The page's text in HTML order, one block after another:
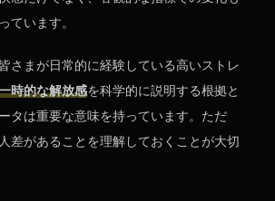
ています。
さまが日常的に経験している高いストレ
時的な解放感を科学的に説明する根拠と
タは重要な意味を持っています。ただ
差があることを理解しておくことが大切